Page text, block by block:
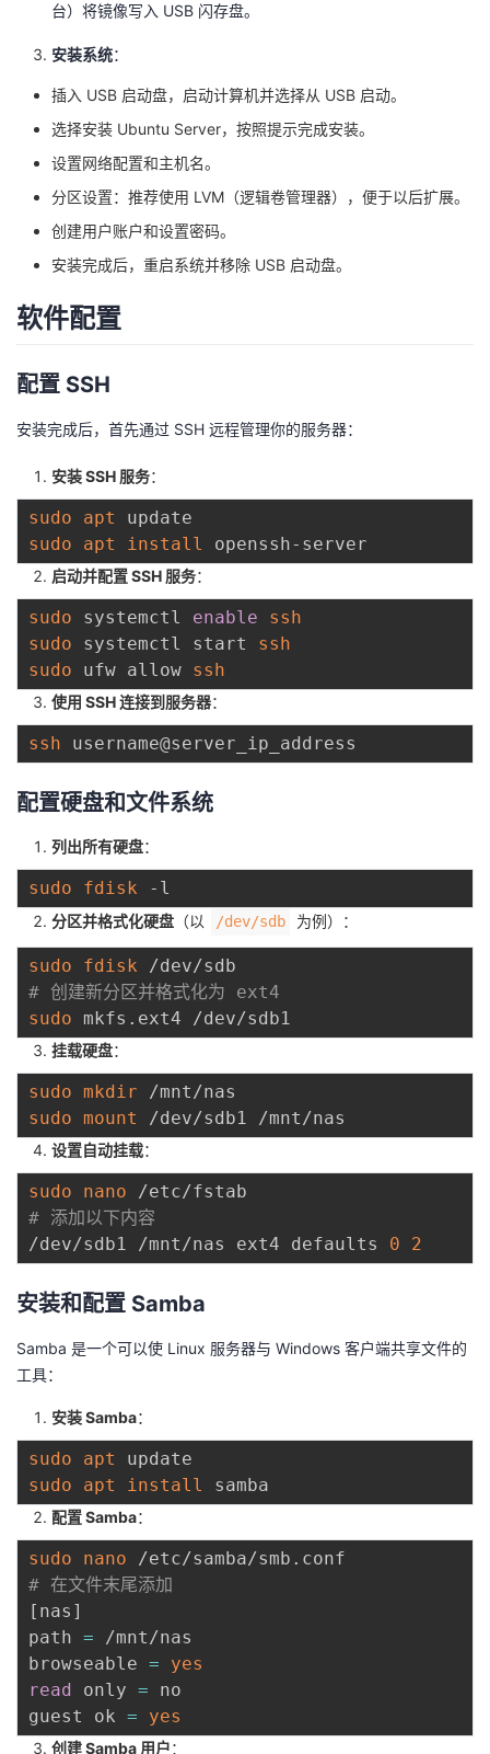
台）将镜像写入 USB 闪存盘。
安装系统：
插入 USB 启动盘，启动计算机并选择从 USB 启动。
选择安装 Ubuntu Server，按照提示完成安装。
设置网络配置和主机名。
分区设置：推荐使用 LVM（逻辑卷管理器），便于以后扩展。
创建用户账户和设置密码。
安装完成后，重启系统并移除 USB 启动盘。
软件配置
配置 SSH
安装完成后，首先通过 SSH 远程管理你的服务器：
安装 SSH 服务：
sudo apt
sudo
apt install
启动并配置 SSH 服务：
sudo systemctl enable
ssh
sudo systemctl start ssh
sudo ufw allow ssh
使用 SSH 连接到服务器：
ssh
配置硬盘和文件系统
列出所有硬盘：
sudo fdisk
分区并格式化硬盘 （以 /dev/sdb 为例）：
sudo fdisk
# 创建新分区并格式化为 ext4
sudo
挂载硬盘：
sudo mkdir
sudo mount
设置自动挂载：
sudo nano
# 添加以下内容
/dev/sdb1 /mnt/nas ext4 defaults 0 2
安装和配置 Samba
Samba 是一个可以使 Linux 服务器与 Windows 客户端共享文件的
工具：
安装 Samba：
sudo apt
sudo
apt install
配置 Samba：
sudo nano
# 在文件末尾添加
[ nas ]
path = /mnt/nas
browseable =
yes
read
only = no
guest ok = yes
创建 Samba 用户：